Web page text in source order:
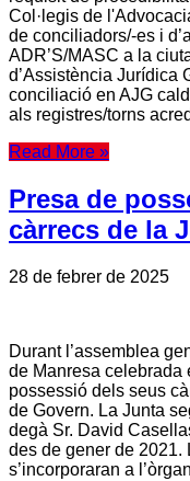
Col·legis de
de conciliadors/-es i
ADR’S/MASC a la
d’Assistència Jurídica
conciliació en AJG
als registres/torns
Read More »
Presa de
càrrecs de la
28 de febrer de 2025
Durant l’assemblea
de Manresa celebrada
possessió dels seus
de Govern. La Junta
degà Sr. David
des de gener de 2021.
s’incorporaran a